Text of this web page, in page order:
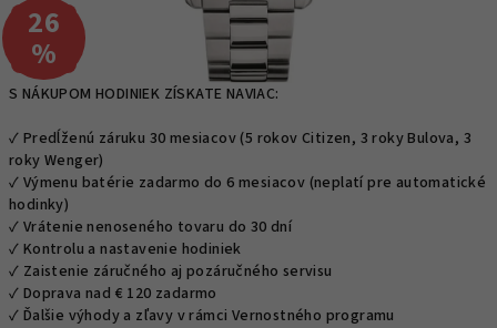
S NÁKUPOM HODINIEK ZÍSKATE NAVIAC:
✓ Predĺženú záruku 30 mesiacov (5 rokov Citizen, 3 roky Bulova, 3
roky Wenger)
✓ Výmenu batérie zadarmo do 6 mesiacov (neplatí pre automatické
hodinky)
✓ Vrátenie nenoseného tovaru do 30 dní
✓ Kontrolu a nastavenie hodiniek
✓ Zaistenie záručného aj pozáručného servisu
✓ Doprava nad € 120 zadarmo
✓ Ďalšie výhody a zľavy v rámci Vernostného programu
26
%